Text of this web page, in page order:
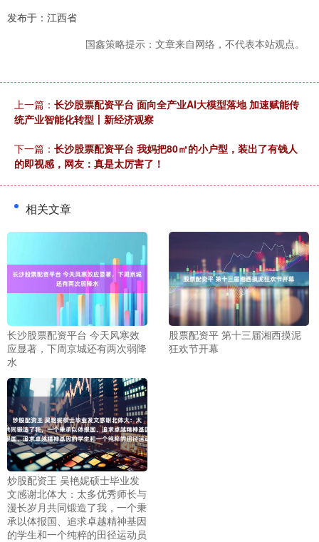
发布于：江西省
国鑫策略提示：文章来自网络，不代表本站观点。
上一篇： 长沙股票配资平台 面向全产业AI大模型落地 加速赋能传
统产业智能化转型丨新经济观察
下一篇： 长沙股票配资平台 我妈把80㎡的小户型，装出了有钱人
的即视感，网友：真是太厉害了！
相关文章
长沙股票配资平台 今天风寒效
应显著，下周京城还有两次弱降
水
股票配资平 第十三届湘西摸泥
狂欢节开幕
炒股配资王 吴艳妮硕士毕业发
文感谢北体大：太多优秀师长与
漫长岁月共同锻造了我，一个秉
承以体报国、追求卓越精神基因
的学生和一个纯粹的田径运动员